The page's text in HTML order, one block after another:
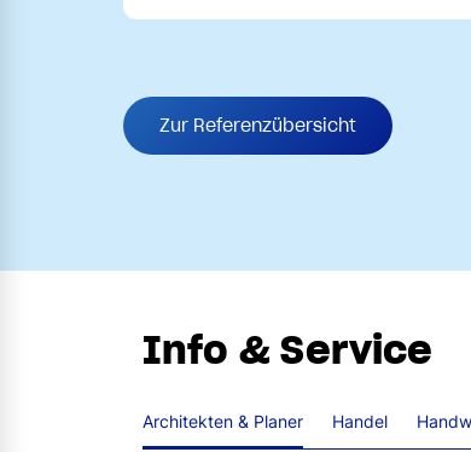
Zur Referenzübersicht
Info & Service
Architekten & Planer Handel